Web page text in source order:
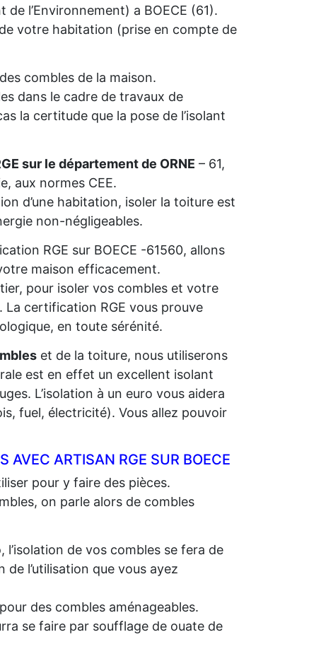
de l’Environnement) a BOECE (61).
votre habitation (prise en compte de
combles de la maison.
dans le cadre de travaux de
la certitude que la pose de l’isolant
sur le département de ORNE – 61,
aux normes CEE.
d’une habitation, isoler la toiture est
non-négligeables.
RGE sur BOECE -61560, allons
maison efficacement.
pour isoler vos combles et votre
La certification RGE vous prouve
en toute sérénité.
et de la toiture, nous utiliserons
est en effet un excellent isolant
L’isolation à un euro vous aidera
fuel, électricité). Vous allez pouvoir
AVEC ARTISAN RGE SUR BOECE
pour y faire des pièces.
on parle alors de combles
l’isolation de vos combles se fera de
l’utilisation que vous ayez
des combles aménageables.
se faire par soufflage de ouate de